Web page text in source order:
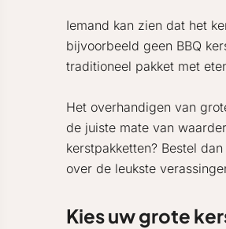
Iemand kan zien dat het
bijvoorbeeld geen BBQ
traditioneel pakket met
Het overhandigen van
de juiste mate van
kerstpakketten? Bestel
over de leukste
Kies uw grote